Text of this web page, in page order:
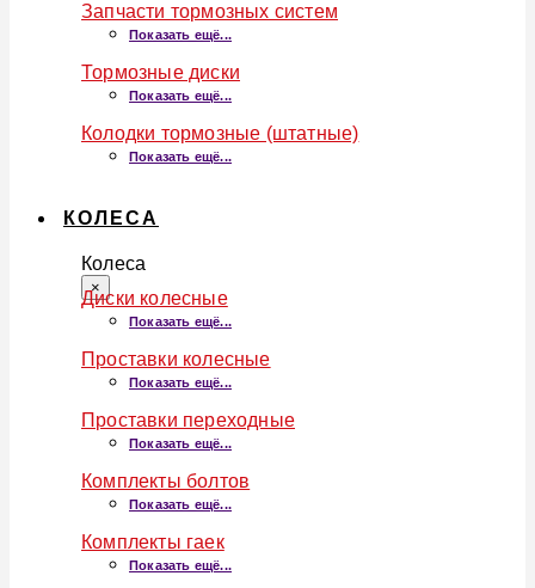
Запчасти тормозных систем
Показать ещё...
Тормозные диски
Показать ещё...
Колодки тормозные (штатные)
Показать ещё...
КОЛЕСА
Колеса
×
Диски колесные
Показать ещё...
Проставки колесные
Показать ещё...
Проставки переходные
Показать ещё...
Комплекты болтов
Показать ещё...
Комплекты гаек
Показать ещё...